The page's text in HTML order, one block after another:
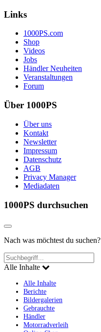
Links
1000PS.com
Shop
Videos
Jobs
Händler Neuheiten
Veranstaltungen
Forum
Über 1000PS
Über uns
Kontakt
Newsletter
Impressum
Datenschutz
AGB
Privacy Manager
Mediadaten
1000PS durchsuchen
Nach was möchtest du suchen?
Alle Inhalte
Alle Inhalte
Berichte
Bildergalerien
Gebrauchte
Händler
Motorradverleih